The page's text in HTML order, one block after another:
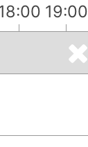
19:00